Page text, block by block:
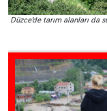
Düzce’de tarım alanları da